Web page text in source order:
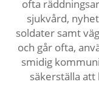
ofta
sjukvård,
soldater samt
och går ofta,
smidig
säkerställa